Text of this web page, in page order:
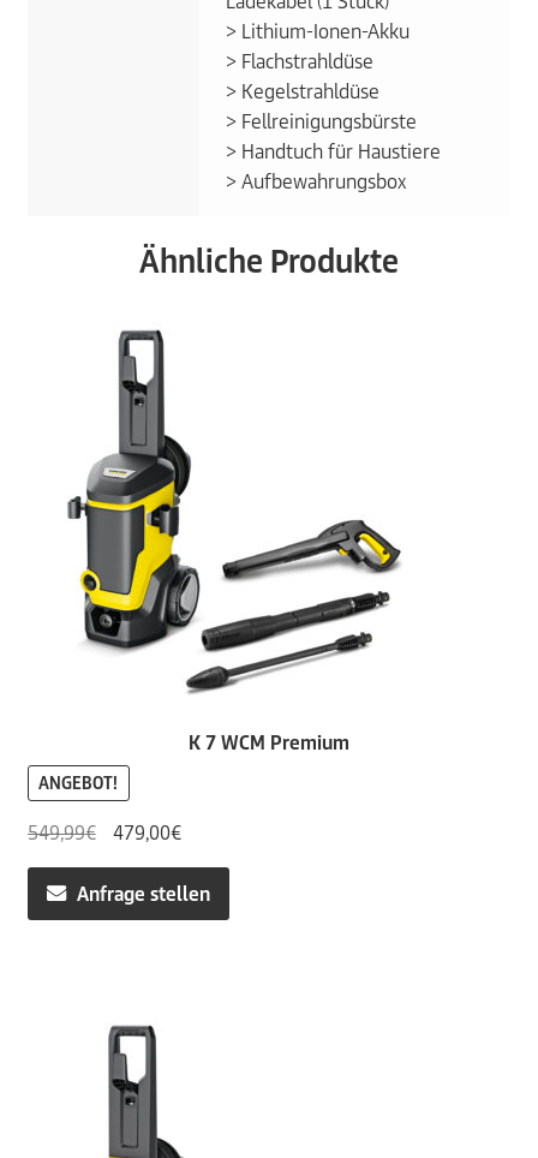
> Lithium-Ionen-Akku
> Flachstrahldüse
> Kegelstrahldüse
> Fellreinigungsbürste
> Handtuch für Haustiere
> Aufbewahrungsbox
Ähnliche Produkte
K 7 WCM Premium
ANGEBOT!
549,99€
Ursprünglicher
Preis
war:
549,99€
479,00€Aktueller
Preis
ist:
479,00€.
Anfrage stellen